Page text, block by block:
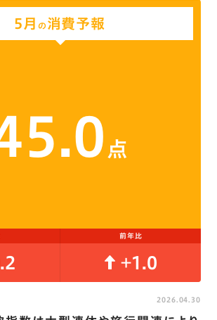
5月 の消費予報
点
前年比
+1.0
2026.04.30